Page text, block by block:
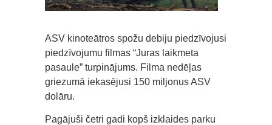
ASV kinoteātros spožu debiju piedzīvojusi
piedzīvojumu filmas “Juras laikmeta
pasaule” turpinājums. Filma nedēļas
griezumā iekasējusi 150 miljonus ASV
dolāru.
Pagājuši četri gadi kopš izklaides parku